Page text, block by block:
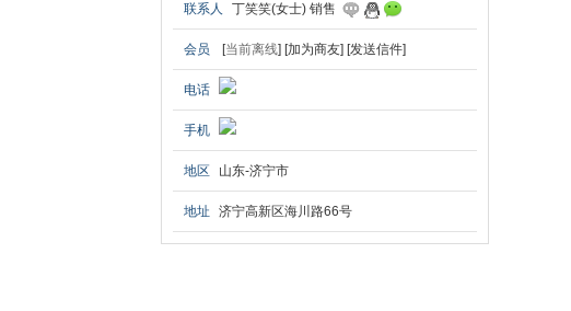
联系人 丁笑笑(女士) 销售
会员 [当前离线] [加为商友] [发送信件]
电话
手机
地区 山东-济宁市
地址 济宁高新区海川路66号